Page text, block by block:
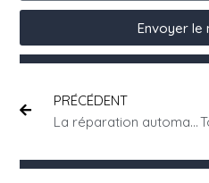
Envoyer le
PRÉCÉDENT
La réparation automatique du salarié en cas de dépassement de la durée maximale de travail